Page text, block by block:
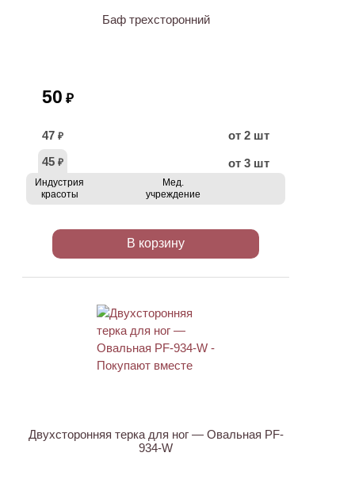
Баф трехсторонний
50 ₽
47 ₽
от 2 шт
45 ₽ от 3 шт
Индустрия
красоты
Мед.
учреждение
В корзину
Двухсторонняя терка для ног — Овальная PF-
934-W